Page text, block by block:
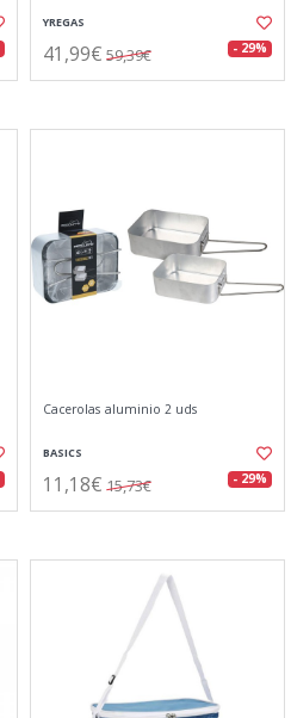
YREGAS
41,99€ 59,39€ - 29%
Cacerolas aluminio 2 uds
BASICS
11,18€ 15,73€ - 29%